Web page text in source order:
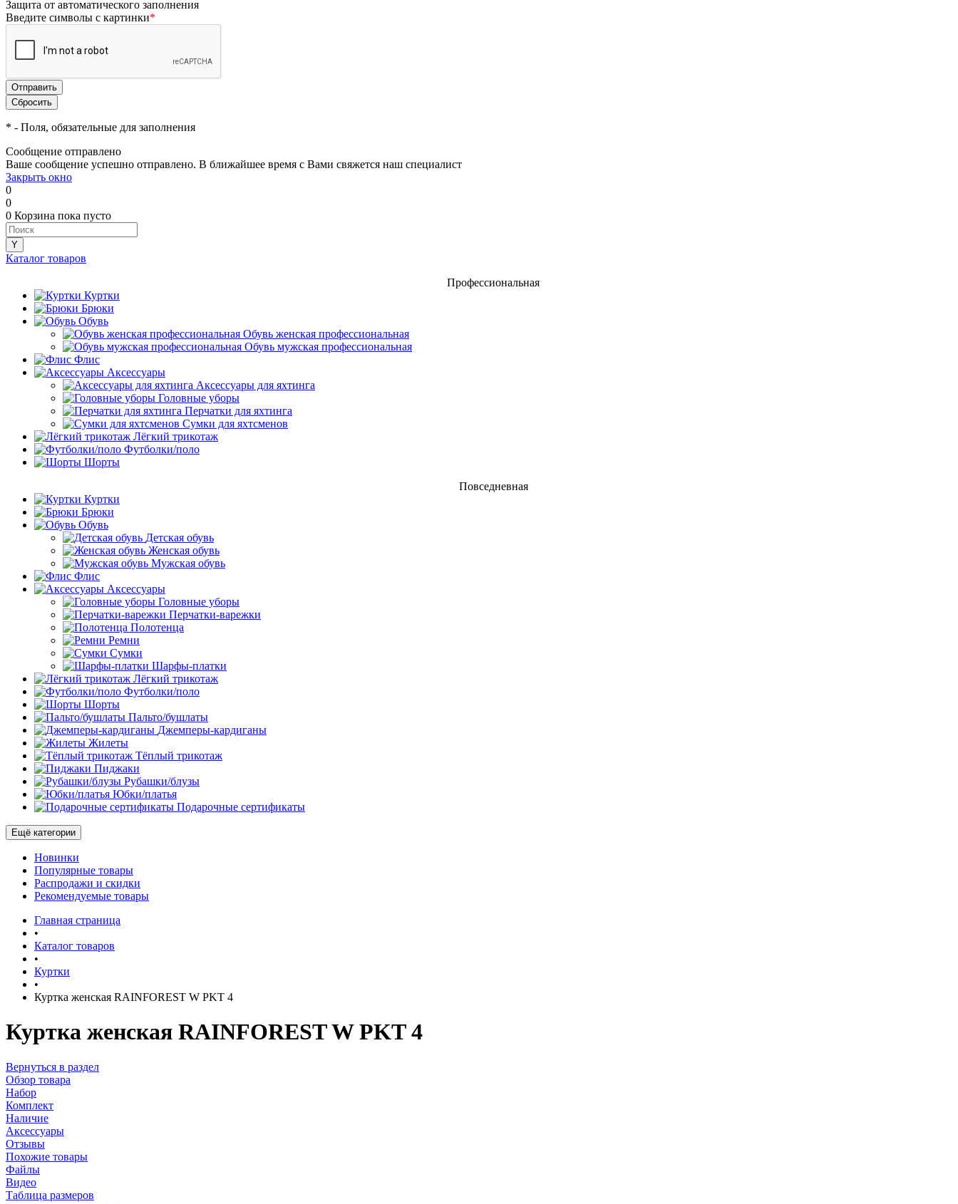
Защита от автоматического заполнения
Введите символы с картинки*
* - Поля, обязательные для заполнения
Сообщение отправлено
Ваше сообщение успешно отправлено. В ближайшее время с Вами свяжется наш специалист
Закрыть окно
0
0
0 Корзина пока пусто
Каталог товаров
Профессиональная
Куртки
Брюки
Обувь
Обувь женская профессиональная
Обувь мужская профессиональная
Флис
Аксессуары
Аксессуары для яхтинга
Головные уборы
Перчатки для яхтинга
Сумки для яхтсменов
Лёгкий трикотаж
Футболки/поло
Шорты
Повседневная
Куртки
Брюки
Обувь
Детская обувь
Женская обувь
Мужская обувь
Флис
Аксессуары
Головные уборы
Перчатки-варежки
Полотенца
Ремни
Сумки
Шарфы-платки
Лёгкий трикотаж
Футболки/поло
Шорты
Пальто/бушлаты
Джемперы-кардиганы
Жилеты
Тёплый трикотаж
Пиджаки
Рубашки/блузы
Юбки/платья
Подарочные сертификаты
Ещё категории
Новинки
Популярные товары
Распродажи и скидки
Рекомендуемые товары
Главная страница
•
Каталог товаров
•
Куртки
•
Куртка женская RAINFOREST W PKT 4
Куртка женская RAINFOREST W PKT 4
Вернуться в раздел
Обзор товара
Набор
Комплект
Наличие
Аксессуары
Отзывы
Похожие товары
Файлы
Видео
Таблица размеров